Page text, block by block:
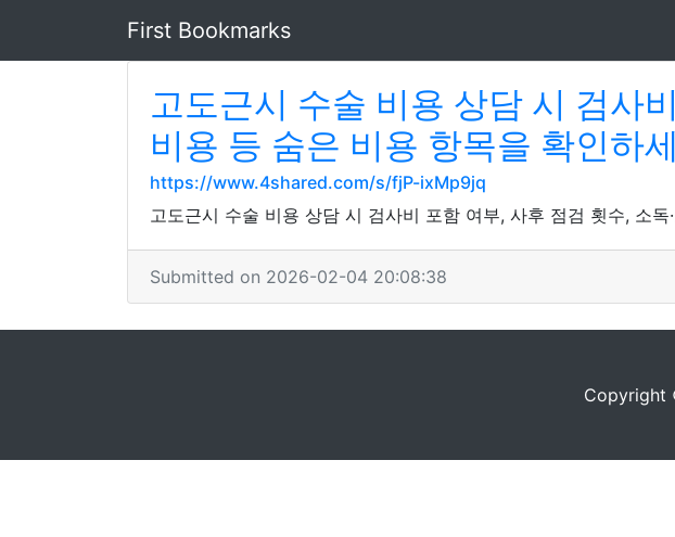
First Bookmarks
고도근시 수술 비용 상담 시 검사
비용 등 숨은 비용 항목을 확인하
https://www.4shared.com/s/fjP-ixMp9jq
고도근시 수술 비용 상담 시 검사비 포함 여부, 사후 점검 횟수, 소
Submitted on 2026-02-04 20:08:38
Copyright